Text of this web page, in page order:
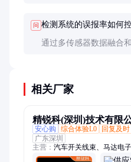
问 检测系统的误报率如何
通过多传感器数据融合
相关厂家
精锐科(深圳)技术有限
安心购
综合体验L0 回复及时
广东深圳
主营： 汽车开关线束、马达电
复位按钮开关、高精度表盘、